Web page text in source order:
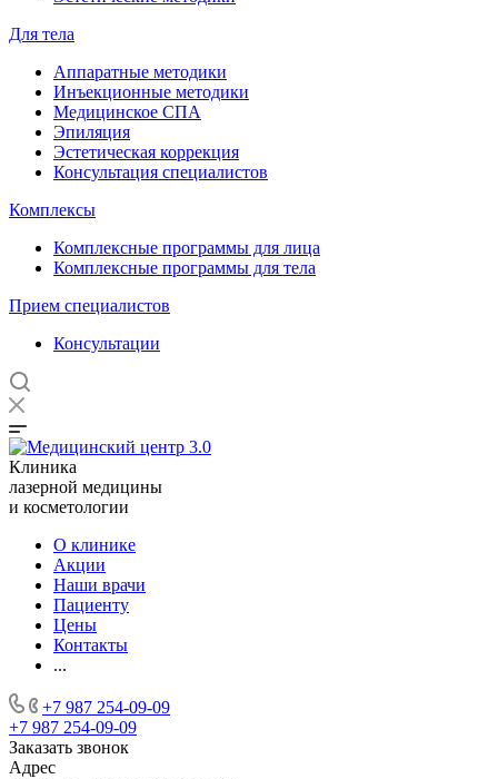
Для тела
Аппаратные методики
Инъекционные методики
Медицинское СПА
Эпиляция
Эстетическая коррекция
Консультация специалистов
Комплексы
Комплексные программы для лица
Комплексные программы для тела
Прием специалистов
Консультации
Клиника
лазерной медицины
и косметологии
О клинике
Акции
Наши врачи
Пациенту
Цены
Контакты
...
+7 987 254-09-09
+7 987 254-09-09
Заказать звонок
Адрес